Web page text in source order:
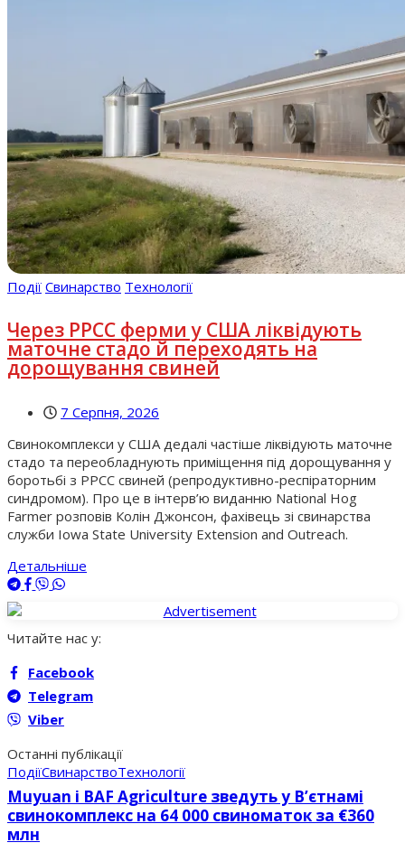
Події Свинарство Технології
Через РРСС ферми у США ліквідують
маточне стадо й переходять на
дорощування свиней
7 Серпня, 2026
Свинокомплекси у США дедалі частіше ліквідують маточне
стадо та переобладнують приміщення під дорощування у
боротьбі з РРСС свиней (репродуктивно-респіраторним
синдромом). Про це в інтерв’ю виданню National Hog
Farmer розповів Колін Джонсон, фахівець зі свинарства
служби Iowa State University Extension and Outreach.
Детальніше
Читайте нас у:
Facebook
Telegram
Viber
Останні публікації
ПодіїСвинарствоТехнології
Muyuan і BAF Agriculture зведуть у В’єтнамі
свинокомплекс на 64 000 свиноматок за €360
млн